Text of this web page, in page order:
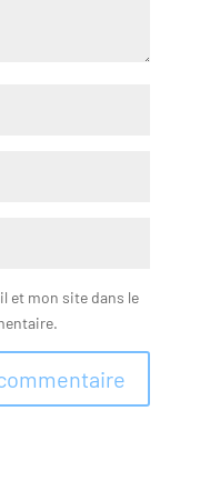
et mon site dans le